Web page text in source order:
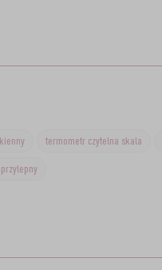
termometr czytelna skala